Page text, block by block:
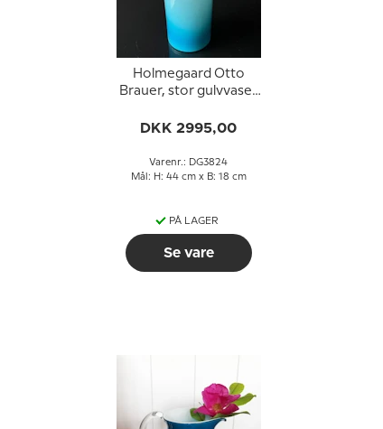
Holmegaard Otto
Brauer, stor gulvvase i
DKK 2995,00
Varenr.: DG3824
Mål: H: 44 cm x B: 18 cm
PÅ LAGER
Se vare